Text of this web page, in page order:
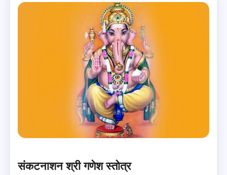
संकटनाशन श्री गणेश स्तोत्र